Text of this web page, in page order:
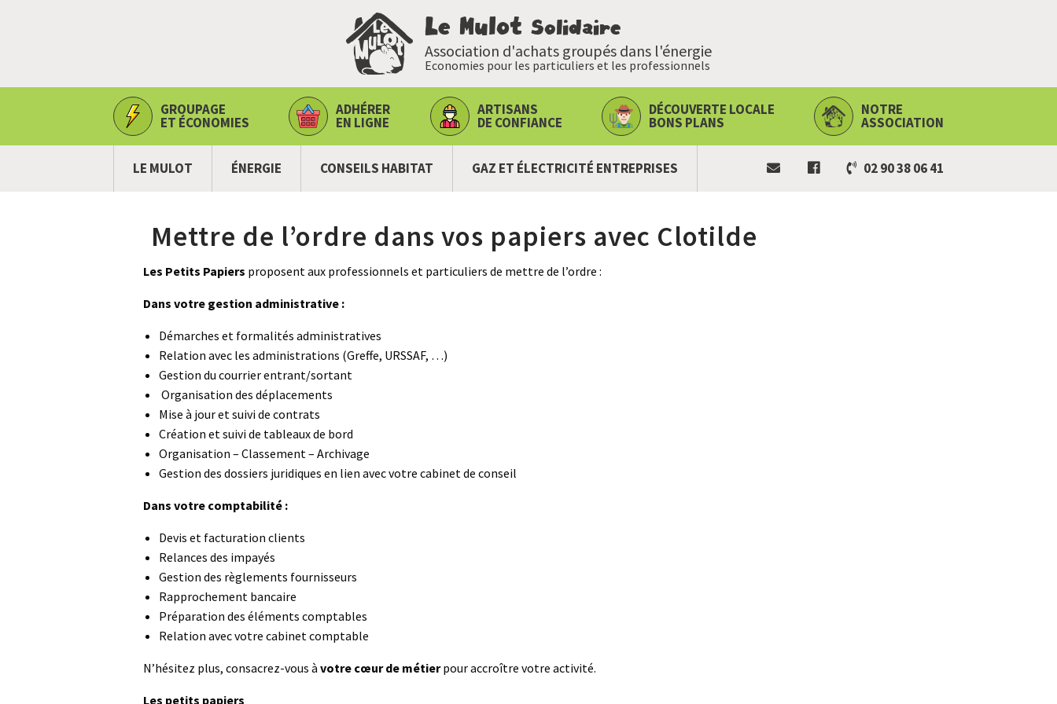
Le Mulot Solidaire
Association d'achats groupés dans l'énergie
Economies pour les particuliers et les professionnels
GROUPAGE
ET ÉCONOMIES
ADHÉRER
EN LIGNE
ARTISANS
DE CONFIANCE
DÉCOUVERTE LOCALE
BONS PLANS
NOTRE
ASSOCIATION
LE MULOT ÉNERGIE CONSEILS HABITAT GAZ ET ÉLECTRICITÉ ENTREPRISES 02 90 38 06 41
Mettre de l’ordre dans vos papiers avec Clotilde
Les Petits Papiers proposent aux professionnels et particuliers de mettre de l’ordre :
Dans votre gestion administrative :
Démarches et formalités administratives
Relation avec les administrations (Greffe, URSSAF, …)
Gestion du courrier entrant/sortant
Organisation des déplacements
Mise à jour et suivi de contrats
Création et suivi de tableaux de bord
Organisation – Classement – Archivage
Gestion des dossiers juridiques en lien avec votre cabinet de conseil
Dans votre comptabilité :
Devis et facturation clients
Relances des impayés
Gestion des règlements fournisseurs
Rapprochement bancaire
Préparation des éléments comptables
Relation avec votre cabinet comptable
N’hésitez plus, consacrez-vous à votre cœur de métierpour accroître votre activité.
Les petits papiers